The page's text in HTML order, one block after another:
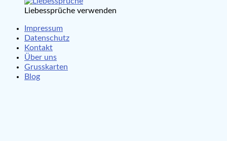
Liebessprüche verwenden
Impressum
Datenschutz
Kontakt
Über uns
Grusskarten
Blog